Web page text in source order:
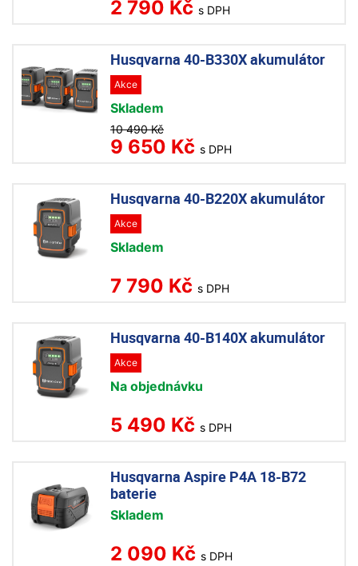
2 790 Kč s DPH
Husqvarna 40-B330X akumulátor
Akce
Skladem
10 490 Kč
9 650 Kč s DPH
Husqvarna 40-B220X akumulátor
Akce
Skladem
7 790 Kč s DPH
Husqvarna 40-B140X akumulátor
Akce
Na objednávku
5 490 Kč s DPH
Husqvarna Aspire P4A 18-B72
baterie
Skladem
2 090 Kč s DPH